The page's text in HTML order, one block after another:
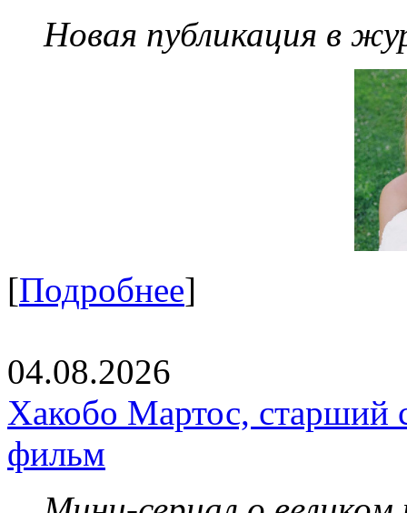
Новая публикация в
[Подробнее]
04.08.2026
Хакобо Мартос, старший
фильм